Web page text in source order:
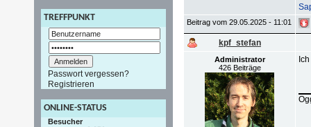
TREFFPUNKT
Passwort vergessen?
Registrieren
ONLINE-STATUS
Besucher
Beitrag vom 29.05.2025 - 11:01
kpf_stefan
Administrator
426 Beiträge